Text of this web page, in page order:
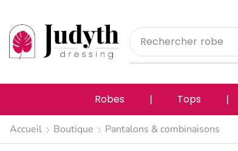
Rechercher pantalon
Robes ❘ Tops ❘
Accueil Boutique Pantalons & combinaisons